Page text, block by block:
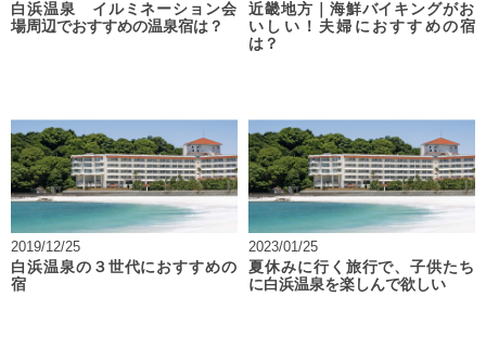
白浜温泉 イルミネーション会
場周辺でおすすめの温泉宿は？
近畿地方｜海鮮バイキングがお
いしい！夫婦におすすめの宿
は？
2019/12/25
白浜温泉の３世代におすすめの
宿
2023/01/25
夏休みに行く旅行で、子供たち
に白浜温泉を楽しんで欲しい